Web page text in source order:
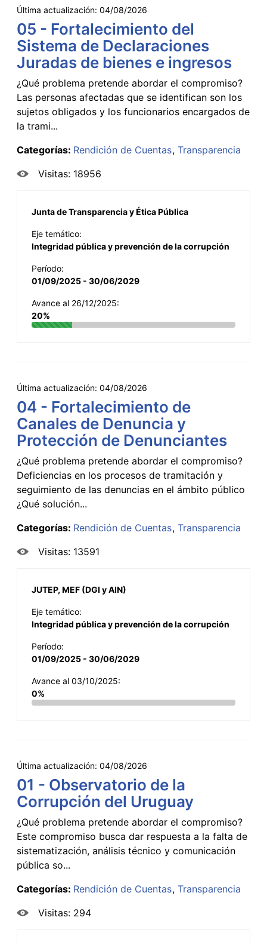
Última actualización: 04/08/2026
05 - Fortalecimiento del
Sistema de Declaraciones
Juradas de bienes e ingresos
¿Qué problema pretende abordar el compromiso?
Las personas afectadas que se identifican son los
sujetos obligados y los funcionarios encargados de
la trami...
Categorías: Rendición de Cuentas Transparencia
Visitas: 18956
Junta de Transparencia y Ética Pública
Eje temático:
Integridad pública y prevención de la corrupción
Período:
01/09/2025 - 30/06/2029
Avance al 26/12/2025:
20%
Última actualización: 04/08/2026
04 - Fortalecimiento de
Canales de Denuncia y
Protección de Denunciantes
¿Qué problema pretende abordar el compromiso?
Deficiencias en los procesos de tramitación y
seguimiento de las denuncias en el ámbito público
¿Qué solución...
Categorías: Rendición de Cuentas Transparencia
Visitas: 13591
JUTEP, MEF (DGI y AIN)
Eje temático:
Integridad pública y prevención de la corrupción
Período:
01/09/2025 - 30/06/2029
Avance al 03/10/2025:
0%
Última actualización: 04/08/2026
01 - Observatorio de la
Corrupción del Uruguay
¿Qué problema pretende abordar el compromiso?
Este compromiso busca dar respuesta a la falta de
sistematización, análisis técnico y comunicación
pública so...
Categorías: Rendición de Cuentas Transparencia
Visitas: 294